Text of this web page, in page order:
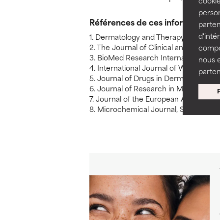
nous
Références de ces informations
1. Dermatology and Therapy,
2. The Journal of Clinical and
3. BioMed Research International,
4. International Journal of Women’s
5. Journal of Drugs in Dermatology,
6. Journal of Research in Medical
7. Journal of the European Academy
8. Microchemical Journal, September